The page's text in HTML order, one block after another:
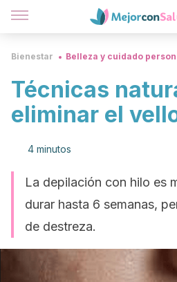
Bienestar Belleza y cuidado
Técnicas
eliminar el
4 minutos
La depilación con hilo es
durar hasta 6 semanas,
de destreza.